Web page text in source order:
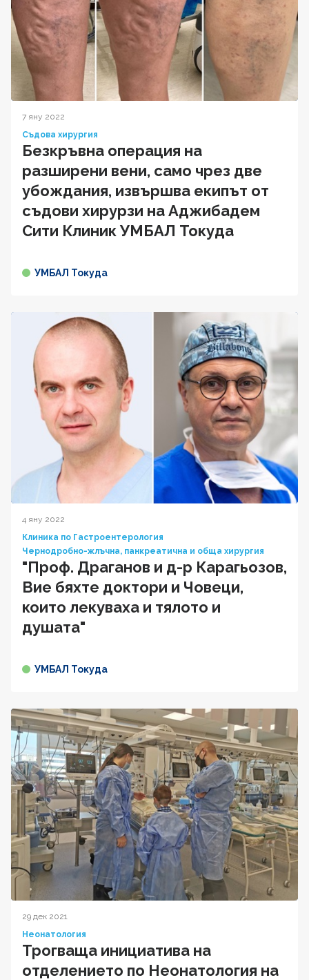
7 яну 2022
Съдова хирургия
Безкръвна операция на
разширени вени, само чрез две
убождания, извършва екипът от
съдови хирурзи на Аджибадем
Сити Клиник УМБАЛ Токуда
УМБАЛ Токуда
4 яну 2022
Клиника по Гастроентерология
Чернодробно-жлъчна, панкреатична и обща хирургия
"Проф. Драганов и д-р Карагьозов,
Вие бяхте доктори и Човеци,
които лекуваха и тялото и
душата"
УМБАЛ Токуда
29 дек 2021
Неонатология
Трогваща инициатива на
отделението по Неонатология на